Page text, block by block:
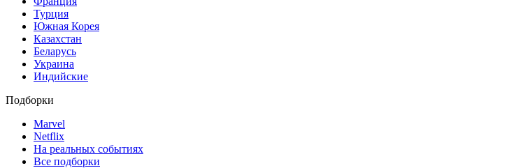
Турция
Южная Корея
Казахстан
Беларусь
Украина
Индийские
Подборки
Marvel
Netflix
На реальных событиях
Все подборки